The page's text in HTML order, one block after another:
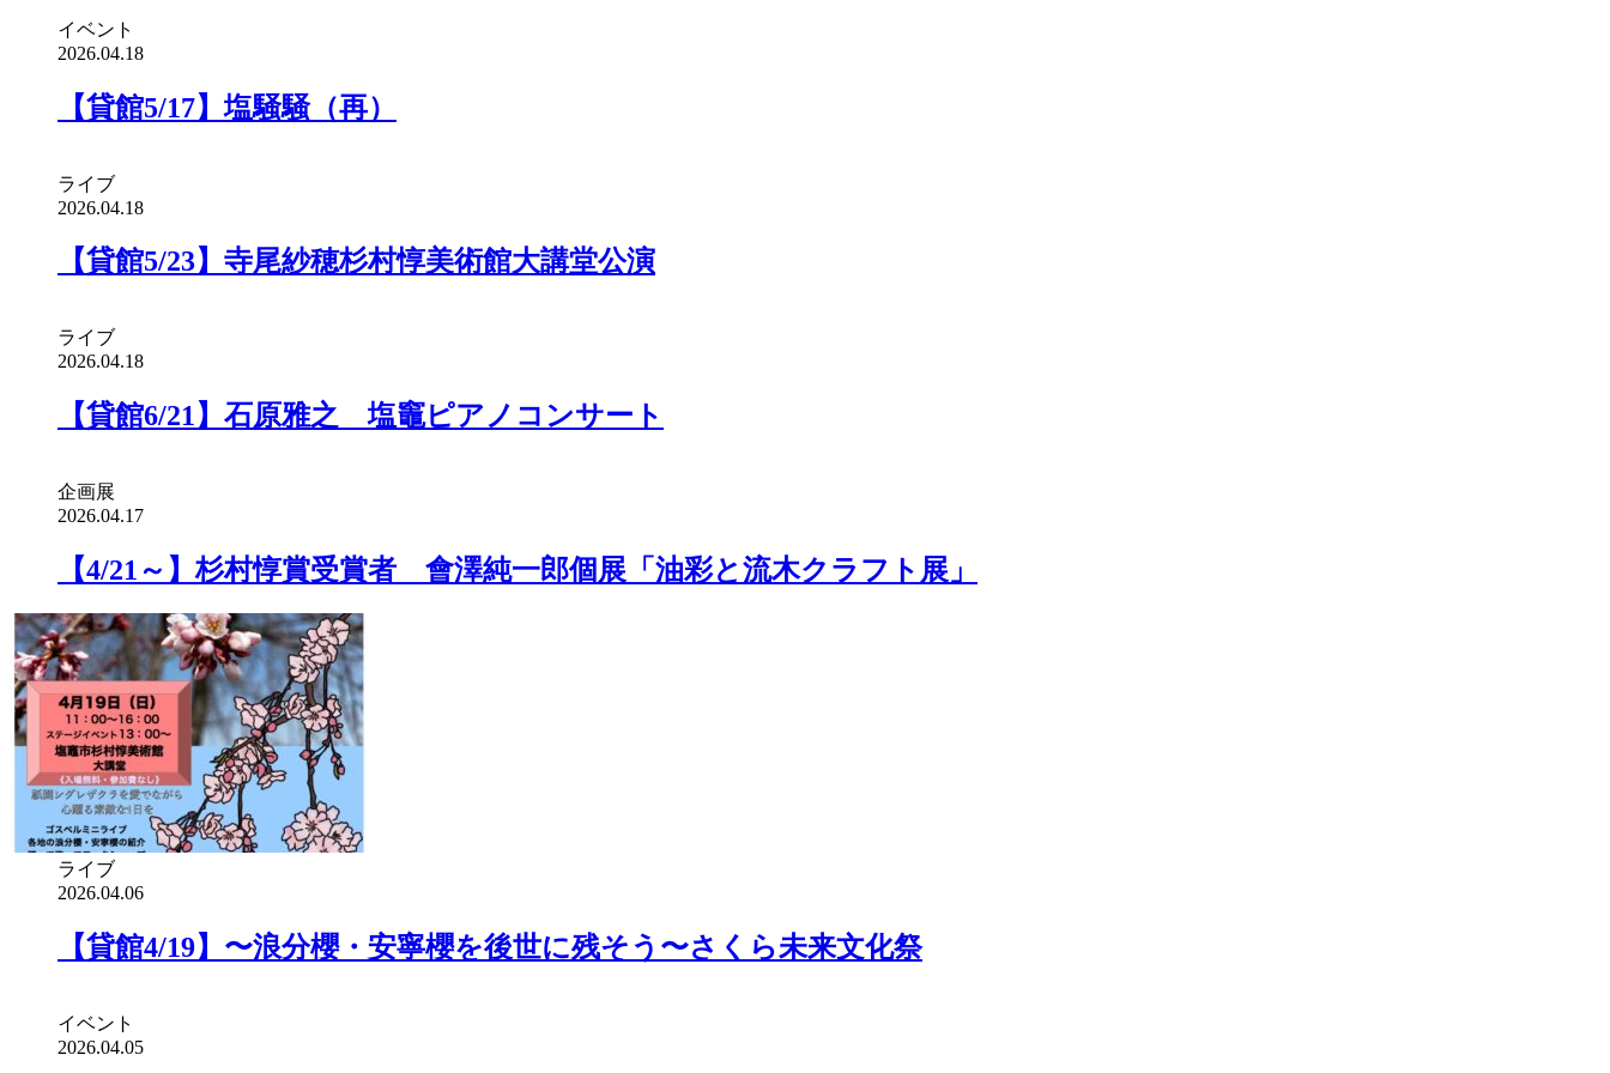
イベント
2026.04.18
【貸館5/17】塩騒騒（再）
ライブ
2026.04.18
【貸館5/23】寺尾紗穂杉村惇美術館大講堂公演
ライブ
2026.04.18
【貸館6/21】石原雅之 塩竈ピアノコンサート
企画展
2026.04.17
【4/21～】杉村惇賞受賞者 會澤純一郎個展「油彩と流木クラフト展」
ライブ
2026.04.06
【貸館4/19】〜浪分櫻・安寧櫻を後世に残そう〜さくら未来文化祭
イベント
2026.04.05